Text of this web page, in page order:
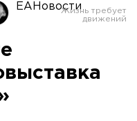
ЕАНовости